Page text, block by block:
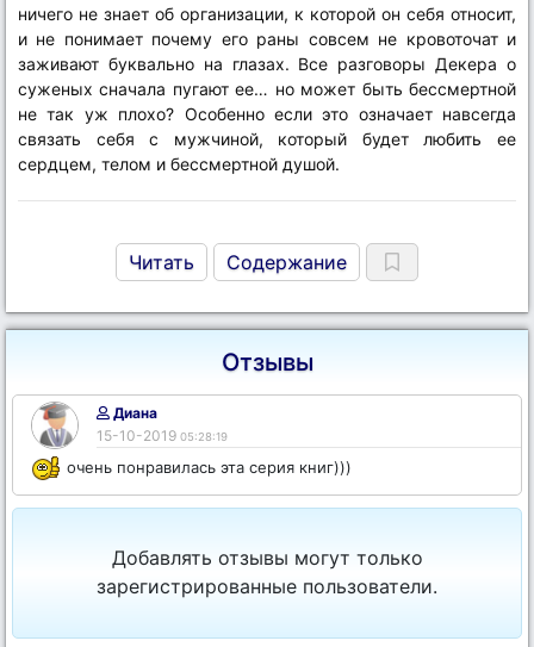
ничего не знает об организации, к которой он себя относит,
и не понимает почему его раны совсем не кровоточат и
заживают буквально на глазах. Все разговоры Декера о
суженых сначала пугают ее… но может быть бессмертной
не так уж плохо? Особенно если это означает навсегда
связать себя с мужчиной, который будет любить ее
сердцем, телом и бессмертной душой.
Читать Содержание
Отзывы
Диана
15-10-2019 05:28:19
очень понравилась эта серия книг)))
Добавлять отзывы могут только
зарегистрированные пользователи.